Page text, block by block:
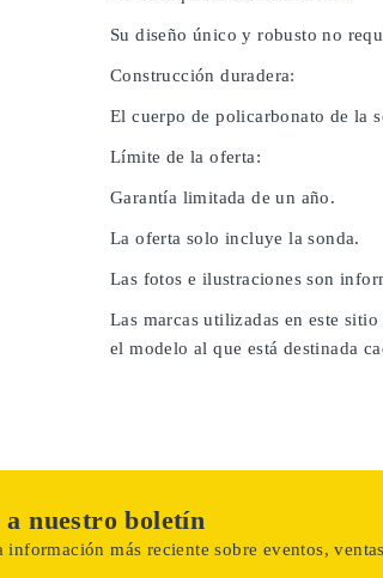
Su diseño único y robusto no
Construcción duradera:
El cuerpo de policarbonato de la
Límite de la oferta:
Garantía limitada de un año.
La oferta solo incluye la sonda.
Las fotos e ilustraciones son
Las marcas utilizadas en este
el modelo al que está destinada
a nuestro boletín
información más reciente sobre eventos,